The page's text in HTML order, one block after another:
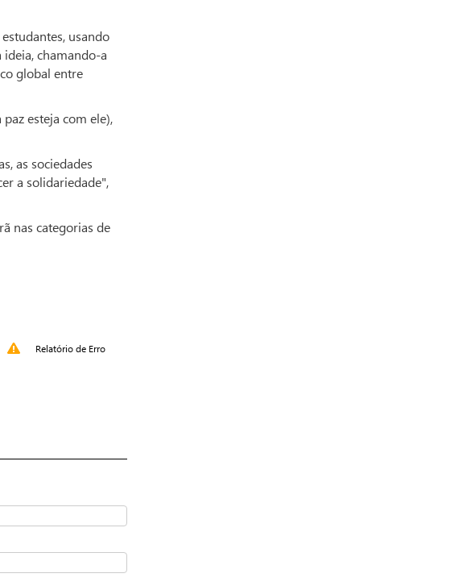
usando
ideia, chamando-a
global entre
esteja com ele),
as sociedades
a solidariedade",
nas categorias de
Relatório de Erro